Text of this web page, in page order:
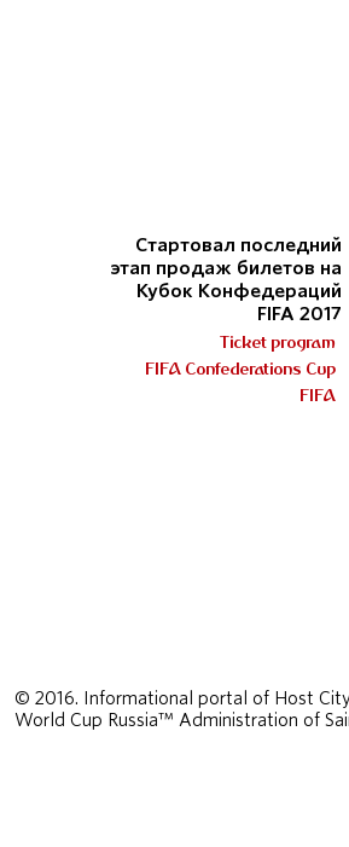
Стартовал последний
этап продаж билетов на
Кубок Конфедераций
FIFA 2017
Ticket program
FIFA Confederations Cup
FIFA
© 2016. Informational portal of Host
World Cup Russia™ Administration of